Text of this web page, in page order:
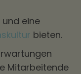
eine
bieten.
Mitarbeitende